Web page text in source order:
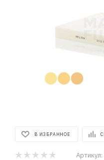
В ИЗБРАННОЕ
Артикул: